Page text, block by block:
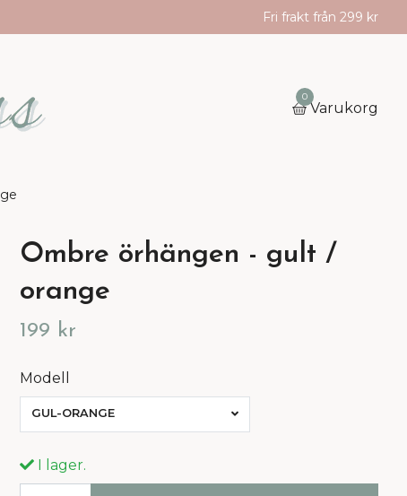
Fri frakt från 299 kr
0
Varukorg
Ombre örhängen - gult /
orange
199 kr
Modell
GUL-ORANGE
I lager.